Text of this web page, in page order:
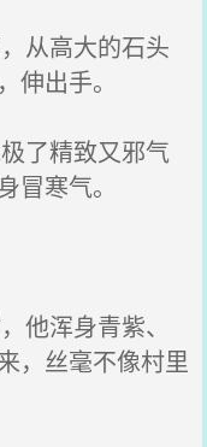
从高大的石头
伸出手。
了精致又邪气
冒寒气。
他浑身青紫、
，丝毫不像村里